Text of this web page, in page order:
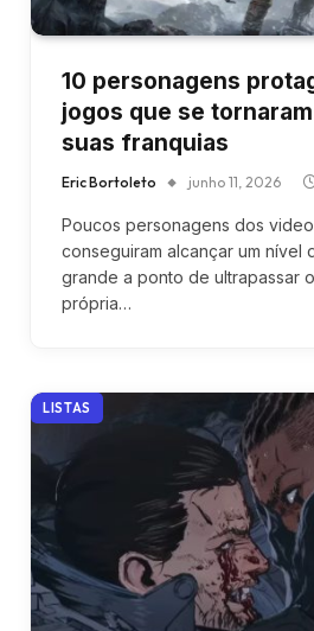
10 personagens
jogos que se
suas franquias
Eric Bortoleto junho 11, 2026
Poucos personagens dos
conseguiram alcançar um nível
grande a ponto de ultrapassar
própria…
LISTAS